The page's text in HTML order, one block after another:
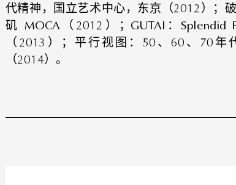
代精神，国立艺术中心，东京（2012）
矶 MOCA（2012）；GUTAI：
（2013）；平行视图：50、60、70
（2014）。